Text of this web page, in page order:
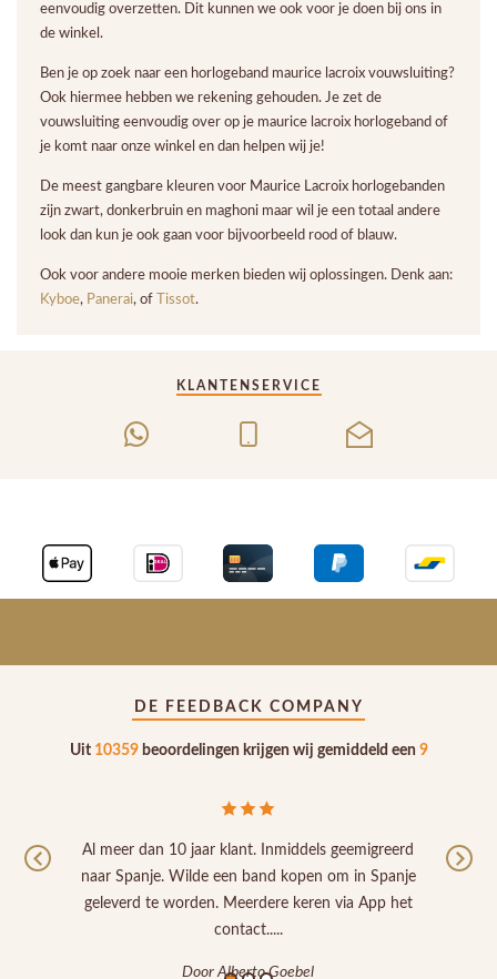
eenvoudig overzetten. Dit kunnen we ook voor je doen bij ons in
de winkel.
Ben je op zoek naar een horlogeband maurice lacroix vouwsluiting?
Ook hiermee hebben we rekening gehouden. Je zet de
vouwsluiting eenvoudig over op je maurice lacroix horlogeband of
je komt naar onze winkel en dan helpen wij je!
De meest gangbare kleuren voor Maurice Lacroix horlogebanden
zijn zwart, donkerbruin en maghoni maar wil je een totaal andere
look dan kun je ook gaan voor bijvoorbeeld rood of blauw.
Ook voor andere mooie merken bieden wij oplossingen. Denk aan:
Kyboe, Panerai, of Tissot.
KLANTENSERVICE
DE FEEDBACK COMPANY
Uit 10359beoordelingen krijgen wij gemiddeld een 9
10 jaar klant. Inmiddels geemigreerd
Wilde een band kopen om in Spanje
worden. Meerdere keren via App het
Prima
Previous